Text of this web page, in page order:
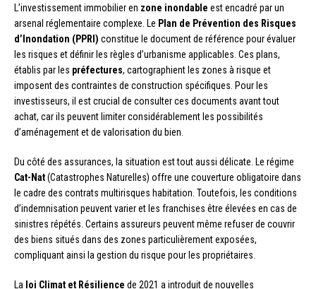
L’investissement immobilier en zone inondable est encadré par un
arsenal réglementaire complexe. Le Plan de Prévention des Risques
d’Inondation (PPRI) constitue le document de référence pour évaluer
les risques et définir les règles d’urbanisme applicables. Ces plans,
établis par les préfectures, cartographient les zones à risque et
imposent des contraintes de construction spécifiques. Pour les
investisseurs, il est crucial de consulter ces documents avant tout
achat, car ils peuvent limiter considérablement les possibilités
d’aménagement et de valorisation du bien.
Du côté des assurances, la situation est tout aussi délicate. Le régime
Cat-Nat(Catastrophes Naturelles) offre une couverture obligatoire dans
le cadre des contrats multirisques habitation. Toutefois, les conditions
d’indemnisation peuvent varier et les franchises être élevées en cas de
sinistres répétés. Certains assureurs peuvent même refuser de couvrir
des biens situés dans des zones particulièrement exposées,
compliquant ainsi la gestion du risque pour les propriétaires.
La loi Climat et Résilience de 2021 a introduit de nouvelles